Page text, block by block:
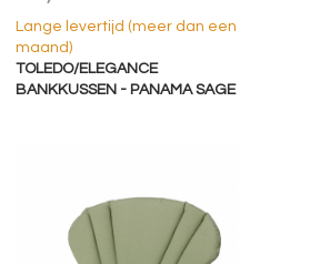
Lange levertijd (meer dan een
maand)
TOLEDO/ELEGANCE
BANKKUSSEN - PANAMA SAGE